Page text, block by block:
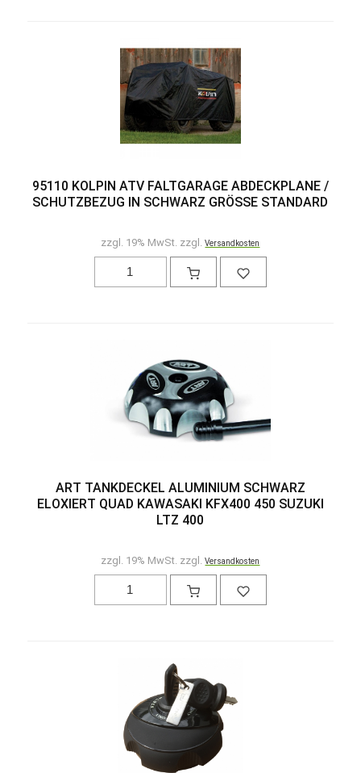
95110 KOLPIN ATV FALTGARAGE ABDECKPLANE /
SCHUTZBEZUG IN SCHWARZ GRÖSSE STANDARD
zzgl. 19% MwSt. zzgl.Versandkosten
ART TANKDECKEL ALUMINIUM SCHWARZ
ELOXIERT QUAD KAWASAKI KFX400 450 SUZUKI
LTZ 400
zzgl. 19% MwSt. zzgl.Versandkosten